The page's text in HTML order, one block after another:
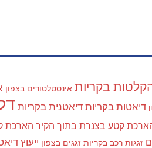
בקריות אינסטלטורים בצפון
דיאטות בקריות דיאטנית בקריות
קטע בצנרת בתוך הקיר הארכת
זגגות רכב בקריות זגגים בצפון ייעוץ